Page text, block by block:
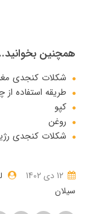
همچنین
شکلات کنجدی
طریقه استفاده از
کپو
روغن
شکلات کنجدی
سیلان